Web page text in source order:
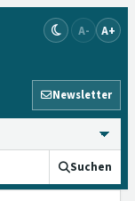
A- A+
Newsletter
Suchen